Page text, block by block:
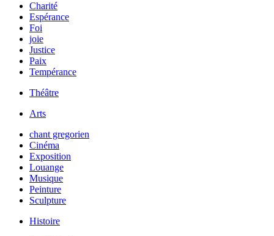
Charité
Espérance
Foi
joie
Justice
Paix
Tempérance
Théâtre
Arts
chant gregorien
Cinéma
Exposition
Louange
Musique
Peinture
Sculpture
Histoire